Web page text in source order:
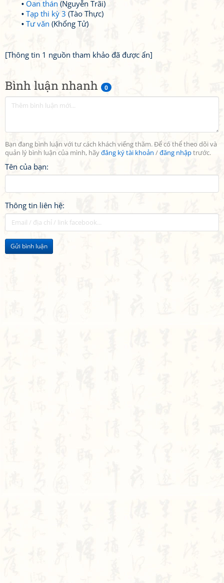
Bình luận nhanh 0
Bạn đang bình luận với tư cách khách viếng thăm. Để có thể theo dõi và
quản lý bình luận của mình, hãyđăng ký tài khoản /đăng nhậptrước.
Tên của bạn:
Thông tin liên hệ:
Gửi bình luận
Oan thán (Nguyễn Trãi)
Tạp thi kỳ 3 (Tào Thực)
Tư văn (Khổng Tử)
[Thông tin 1 nguồn tham khảo đã được ẩn]